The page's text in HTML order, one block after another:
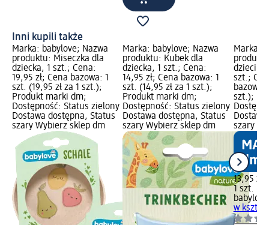
Inni kupili także
Marka: babylove; Nazwa
produktu: Miseczka dla
dziecka, 1 szt.; Cena:
19,95 zł; Cena bazowa: 1
szt. (19,95 zł za 1 szt.);
Produkt marki dm;
Dostępność: Status zielony
Dostawa dostępna, Status
szary Wybierz sklep dm
Marka: babylove; Nazwa
produktu: Kubek dla
dziecka, 1 szt.; Cena:
14,95 zł; Cena bazowa: 1
szt. (14,95 zł za 1 szt.);
Produkt marki dm;
Dostępność: Status zielony
Dostawa dostępna, Status
szary Wybierz sklep dm
Marka:
dzieci w
szt.;
bazowa:
szt.);
szary
13,95 zł
1 szt.
babylove
w